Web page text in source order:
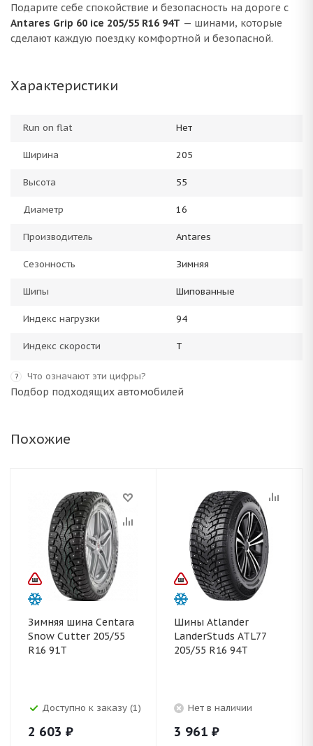
Подарите себе спокойствие и безопасность на дороге с
Antares Grip 60 ice 205/55 R16 94T — шинами, которые
сделают каждую поездку комфортной и безопасной.
Характеристики
Run on flat Нет
Ширина 205
Высота 55
Диаметр 16
Производитель Antares
Сезонность Зимняя
Шипы Шипованные
Индекс нагрузки 94
Индекс скорости T
? Что означают эти цифры?
Подбор подходящих автомобилей
Похожие
Зимняя шина Centara
Snow Cutter 205/55
R16 91T
Доступно к заказу (1)
2 603 ₽
Шины Atlander
LanderStuds ATL77
205/55 R16 94T
Нет в наличии
3 961 ₽